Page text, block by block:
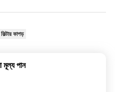
ফিল্টার কাপড়
মূল্য পান